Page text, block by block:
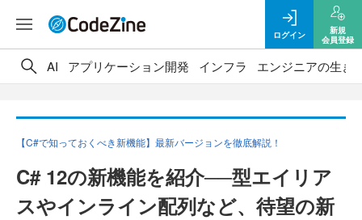
ログイン
新規
会員登録
AI アプリケーション開発 インフラ エンジニアの生き
【C#で知っておくべき新機能】最新バージョンを徹底解説！
C# 12の新機能を紹介──型エイリア
スやインライン配列など、待望の新